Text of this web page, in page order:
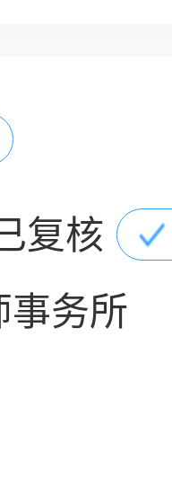
复核
事务所